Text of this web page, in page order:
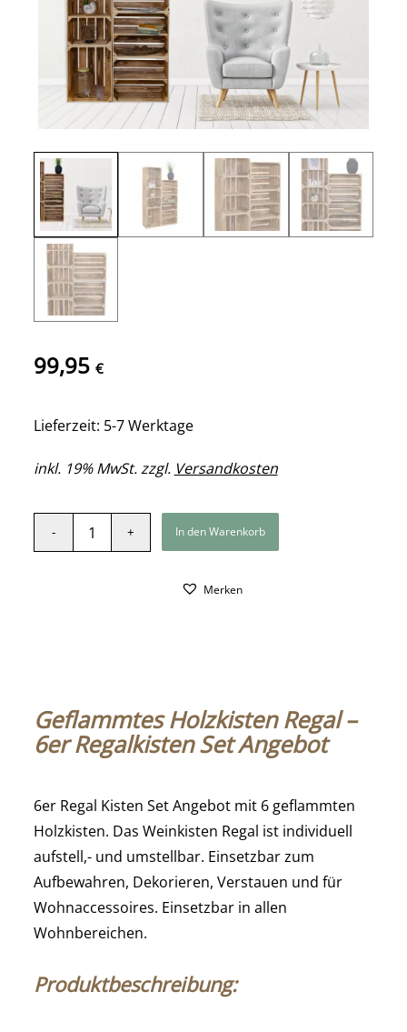
99,95 €
Lieferzeit: 5-7 Werktage
inkl. 19% MwSt. zzgl. Versandkosten
In den Warenkorb
Merken
Geflammtes Holzkisten Regal –
6er Regalkisten Set Angebot
6er Regal Kisten Set Angebot mit 6 geflammten
Holzkisten. Das Weinkisten Regal ist individuell
aufstell,- und umstellbar. Einsetzbar zum
Aufbewahren, Dekorieren, Verstauen und für
Wohnaccessoires. Einsetzbar in allen
Wohnbereichen.
Produktbeschreibung: